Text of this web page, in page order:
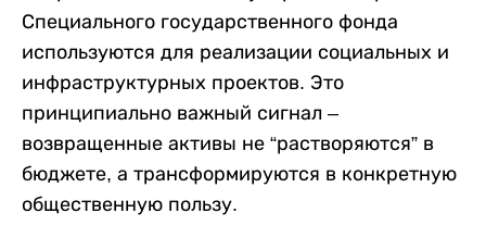
Специального государственного фонда
используются для реализации социальных и
инфраструктурных проектов. Это
принципиально важный сигнал –
возвращенные активы не “растворяются” в
бюджете, а трансформируются в конкретную
общественную пользу.